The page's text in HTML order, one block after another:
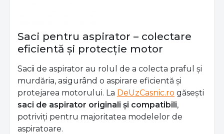
Saci pentru aspirator – colectare
eficientă și protecție motor
Sacii de aspirator au rolul de a colecta praful și
murdăria, asigurând o aspirare eficientă și
protejarea motorului. La DeUzCasnic.ro găsești
saci de aspirator originali și compatibili,
potriviți pentru majoritatea modelelor de
aspiratoare.